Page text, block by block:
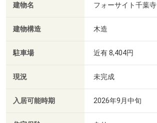
建物名 フォーサイト千葉寺
建物構造 木造
駐車場 近有 8,404円
現況 未完成
入居可能時期 2026年9月中旬